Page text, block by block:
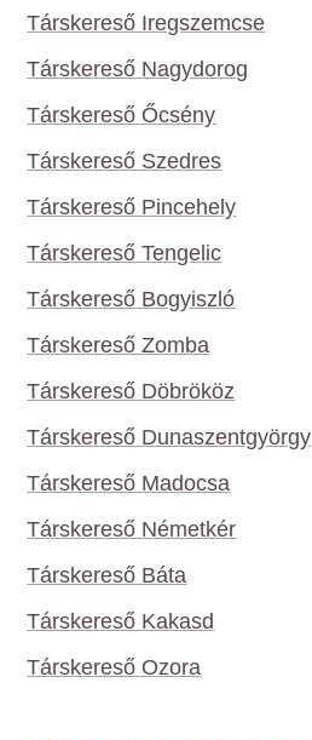
Társkereső Iregszemcse
Társkereső Nagydorog
Társkereső Őcsény
Társkereső Szedres
Társkereső Pincehely
Társkereső Tengelic
Társkereső Bogyiszló
Társkereső Zomba
Társkereső Döbrököz
Társkereső Dunaszentgyörgy
Társkereső Madocsa
Társkereső Németkér
Társkereső Báta
Társkereső Kakasd
Társkereső Ozora